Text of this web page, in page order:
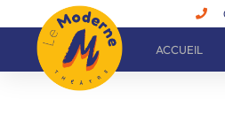
contenu
ACCUEIL